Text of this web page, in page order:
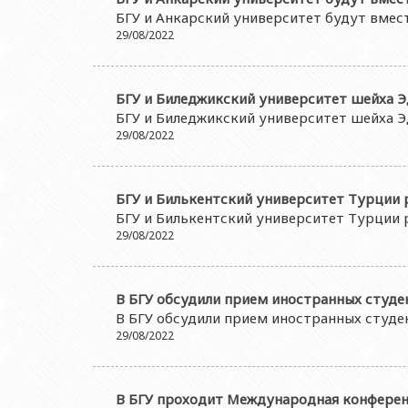
Ректоры
Выпускники БГУ
Почетные доктора
Образование в БГУ
Перечень специальностей
Учебно-методический совет
Отдел мониторинга и
Служба
Культурно-
Спортивно-
Издательство
БГУ и Анкарский университет будут
29/08/2022
БГУ и Биледжикский университет
БГУ и Биледжикский университет
29/08/2022
БГУ и Билькентский университет
БГУ и Билькентский университет
29/08/2022
В БГУ обсудили прием иностранных
В БГУ обсудили прием иностранных
29/08/2022
В БГУ проходит Международная